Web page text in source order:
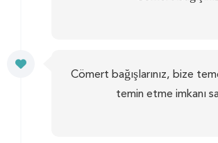
Cömert bağışlarınız, bize
temin etme imkanı